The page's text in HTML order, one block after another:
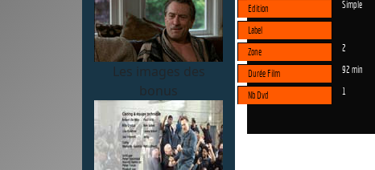
Les images des
bonus
Edition Simple
Label
Zone
2
Durée Film 92 min
Nb Dvd 1